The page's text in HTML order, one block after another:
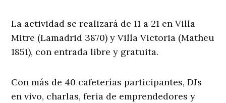
La actividad se realizará de 11 a 21 en Villa
Mitre (Lamadrid 3870) y Villa Victoria (Matheu
1851), con entrada libre y gratuita.
Con más de 40 cafeterías participantes, DJs
en vivo, charlas, feria de emprendedores y